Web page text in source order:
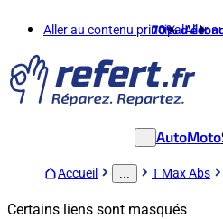
Aller au contenu principalAller
70%
AutoMoto
Accueil T Max Abs
Certains liens sont masqués